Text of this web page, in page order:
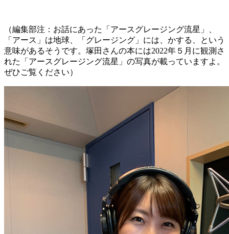
（編集部注：お話にあった「アースグレージング流星」、
「アース」は地球、「グレージング」には、かする、という
意味があるそうです。塚田さんの本には2022年５月に観測さ
れた「アースグレージング流星」の写真が載っていますよ。
ぜひご覧ください）